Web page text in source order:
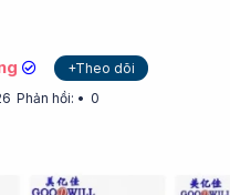
+Theo dõi
Phản hồi: 0